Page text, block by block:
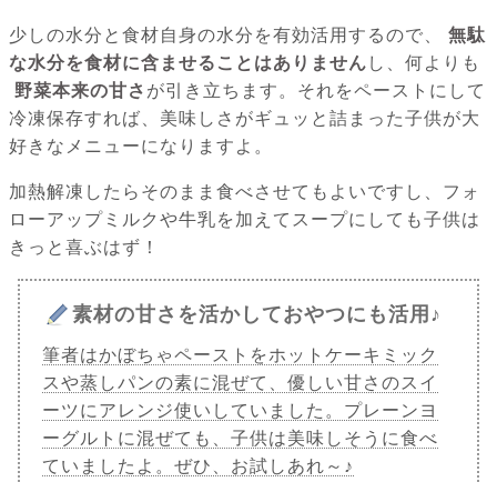
少しの水分と食材自身の水分を有効活用するので、
無駄
な水分を食材に含ませることはありません し、何よりも
野菜本来の甘さ が引き立ちます。それをペーストにして
冷凍保存すれば、美味しさがギュッと詰まった子供が大
好きなメニューになりますよ。
加熱解凍したらそのまま食べさせてもよいですし、フォ
ローアップミルクや牛乳を加えてスープにしても子供は
きっと喜ぶはず！
素材の甘さを活かしておやつにも活用♪
筆者はかぼちゃペーストをホットケーキミック
スや蒸しパンの素に混ぜて、優しい甘さのスイ
ーツにアレンジ使いしていました。プレーンヨ
ーグルトに混ぜても、子供は美味しそうに食べ
ていましたよ。ぜひ、お試しあれ～♪